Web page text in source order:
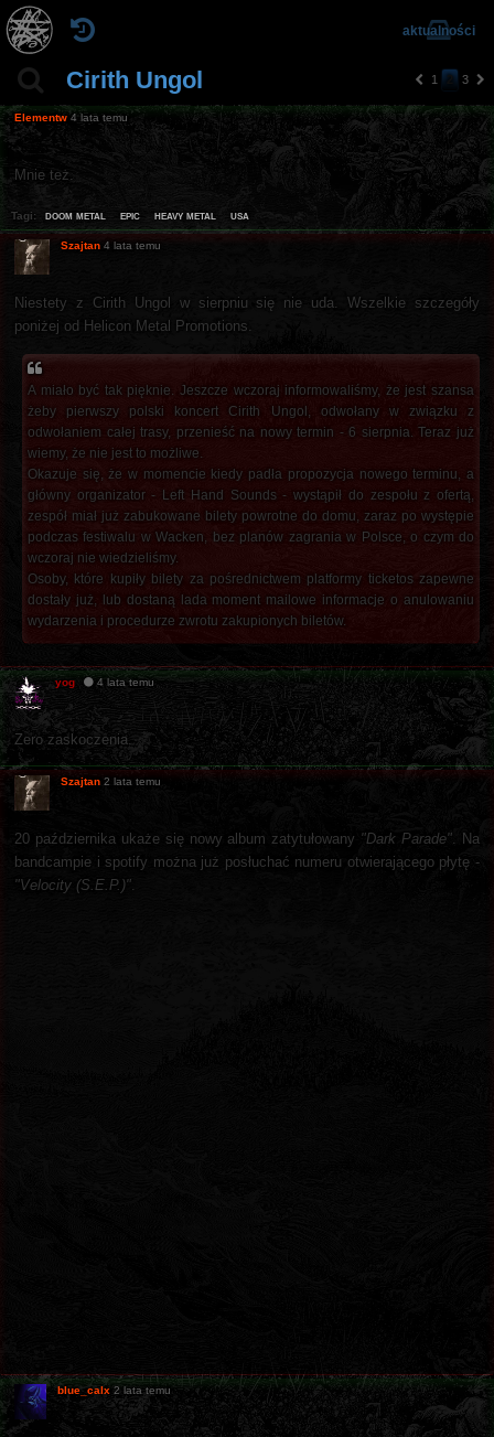
Cirith Ungol
o
pr
z
d
1 2
3
a
st
p
a
aktualności
Elementw 4 lata temu
Mnie też.
Tagi: doom metal epic heavy metal usa
Szajtan 4 lata temu
Niestety z Cirith Ungol w sierpniu się nie uda. Wszelkie szczegóły
poniżej od Helicon Metal Promotions.
A miało być tak pięknie. Jeszcze wczoraj informowaliśmy, że jest szansa
żeby pierwszy polski koncert Cirith Ungol, odwołany w związku z
odwołaniem całej trasy, przenieść na nowy termin - 6 sierpnia. Teraz już
wiemy, że nie jest to możliwe.
Okazuje się, że w momencie kiedy padła propozycja nowego terminu, a
główny organizator - Left Hand Sounds - wystąpił do zespołu z ofertą,
zespół miał już zabukowane bilety powrotne do domu, zaraz po występie
podczas festiwalu w Wacken, bez planów zagrania w Polsce, o czym do
wczoraj nie wiedzieliśmy.
Osoby, które kupiły bilety za pośrednictwem platformy ticketos zapewne
dostały już, lub dostaną lada moment mailowe informacje o anulowaniu
wydarzenia i procedurze zwrotu zakupionych biletów.
yog 4 lata temu
Zero zaskoczenia.
Szajtan 2 lata temu
20 października ukaże się nowy album zatytułowany "Dark Parade". Na
bandcampie i spotify można już posłuchać numeru otwierającego płytę -
"Velocity (S.E.P.)".
blue_calx 2 lata temu